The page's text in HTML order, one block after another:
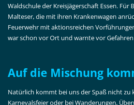
Waldschule der Kreisjägerschaft Essen. Für
Malteser, die mit ihren Krankenwagen
Feuerwehr mit aktionsreichen
war schon vor Ort und warnte vor
Auf die Mischung
Natürlich kommt bei uns der Spaß nicht zu
Karnevalsfeier oder bei Wanderungen,